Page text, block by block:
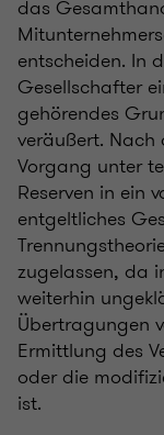
das
entscheiden. In
Gesellschafter
gehörendes
veräußert.
Vorgang unter
Reserven in ein
entgeltliches
zugelassen, da
weiterhin
Übertragungen
Ermittlung des
oder die
ist.